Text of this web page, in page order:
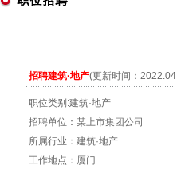
招聘建筑·地产(更新时间：
职位类别:建筑·地产
招聘单位：某上市集团公司
所属行业：建筑·地产
工作地点：厦门